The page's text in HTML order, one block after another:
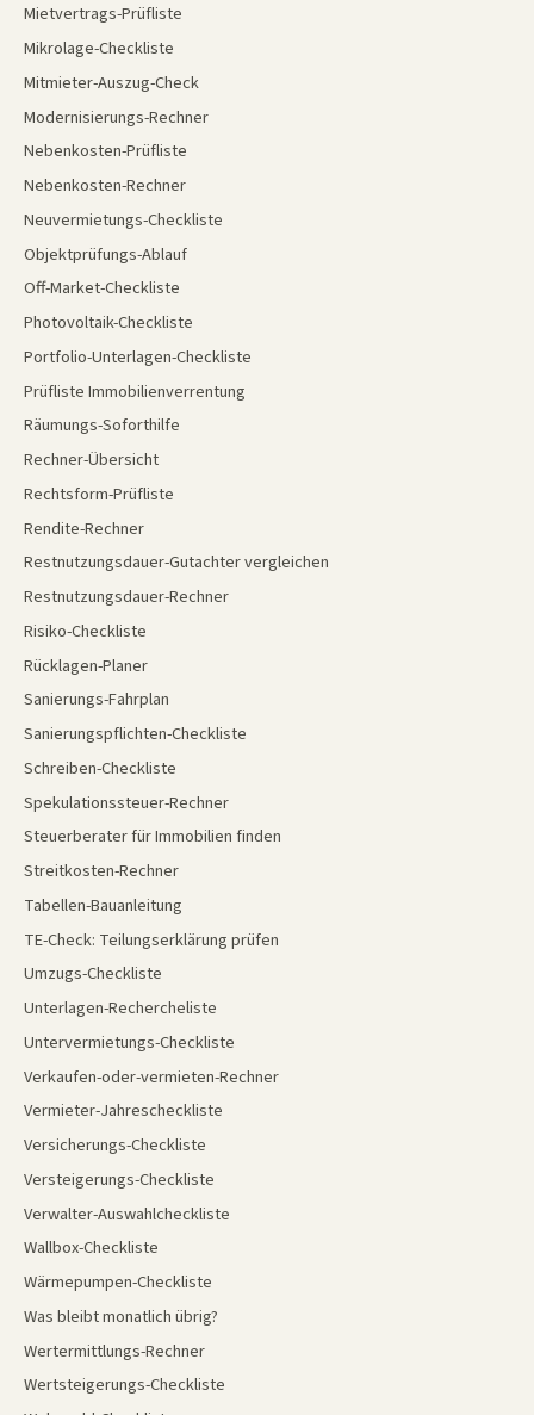
Mietvertrags-Prüfliste
Mikrolage-Checkliste
Mitmieter-Auszug-Check
Modernisierungs-Rechner
Nebenkosten-Prüfliste
Nebenkosten-Rechner
Neuvermietungs-Checkliste
Objektprüfungs-Ablauf
Off-Market-Checkliste
Photovoltaik-Checkliste
Portfolio-Unterlagen-Checkliste
Prüfliste Immobilienverrentung
Räumungs-Soforthilfe
Rechner-Übersicht
Rechtsform-Prüfliste
Rendite-Rechner
Restnutzungsdauer-Gutachter vergleichen
Restnutzungsdauer-Rechner
Risiko-Checkliste
Rücklagen-Planer
Sanierungs-Fahrplan
Sanierungspflichten-Checkliste
Schreiben-Checkliste
Spekulationssteuer-Rechner
Steuerberater für Immobilien finden
Streitkosten-Rechner
Tabellen-Bauanleitung
TE-Check: Teilungserklärung prüfen
Umzugs-Checkliste
Unterlagen-Rechercheliste
Untervermietungs-Checkliste
Verkaufen-oder-vermieten-Rechner
Vermieter-Jahrescheckliste
Versicherungs-Checkliste
Versteigerungs-Checkliste
Verwalter-Auswahlcheckliste
Wallbox-Checkliste
Wärmepumpen-Checkliste
Was bleibt monatlich übrig?
Wertermittlungs-Rechner
Wertsteigerungs-Checkliste